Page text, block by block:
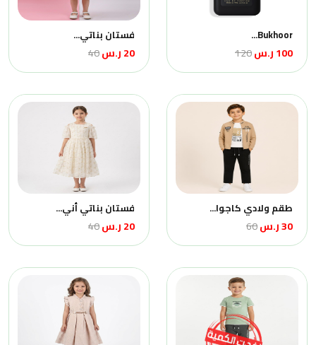
Bukhoor...
100 ر.س 120
فستان بناتي...
20 ر.س 40
طقم ولادي كاجوا...
30 ر.س 60
فستان بناتي أني...
20 ر.س 40